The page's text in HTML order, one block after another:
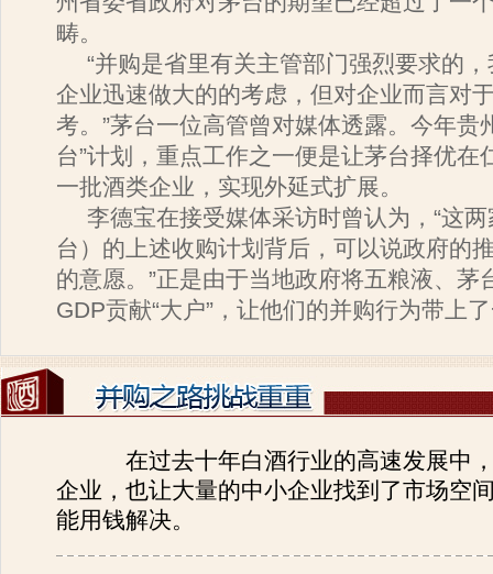
畴。
“并购是省里有关主管部门强烈要求的
企业迅速做大的的考虑，但对企业而言对
考。”茅台一位高管曾对媒体透露。今年贵
台”计划，重点工作之一便是让茅台择优在
一批酒类企业，实现外延式扩展。
李德宝在接受媒体采访时曾认为，“这
台）的上述收购计划背后，可以说政府的
的意愿。”正是由于当地政府将五粮液、茅
GDP贡献“大户”，让他们的并购行为带上
在过去十年白酒行业的高速发展中
企业，也让大量的中小企业找到了市场空
能用钱解决。